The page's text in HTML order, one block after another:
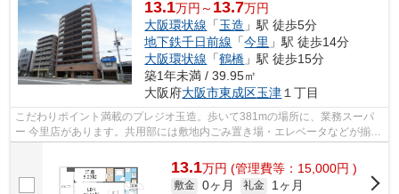
13.1万円～ 13.7万円
大阪環状線 「玉造 」駅 徒歩5分
地下鉄千日前線 「今里 」駅 徒歩14分
大阪環状線 「鶴橋 」駅 徒歩15分
築1年未満 / 39.95㎡
大阪府大阪市東成区玉津 １丁目
こだわりポイント満載のプレジオ玉造。歩いて381mの場所に、業務スーパ
ー 今里店があります。共用部には敷地内ごみ置き場・エレベータなどが揃っ
13.1万円 (管理費等：15,000円 )
敷金 0ヶ月 礼金
1ヶ月